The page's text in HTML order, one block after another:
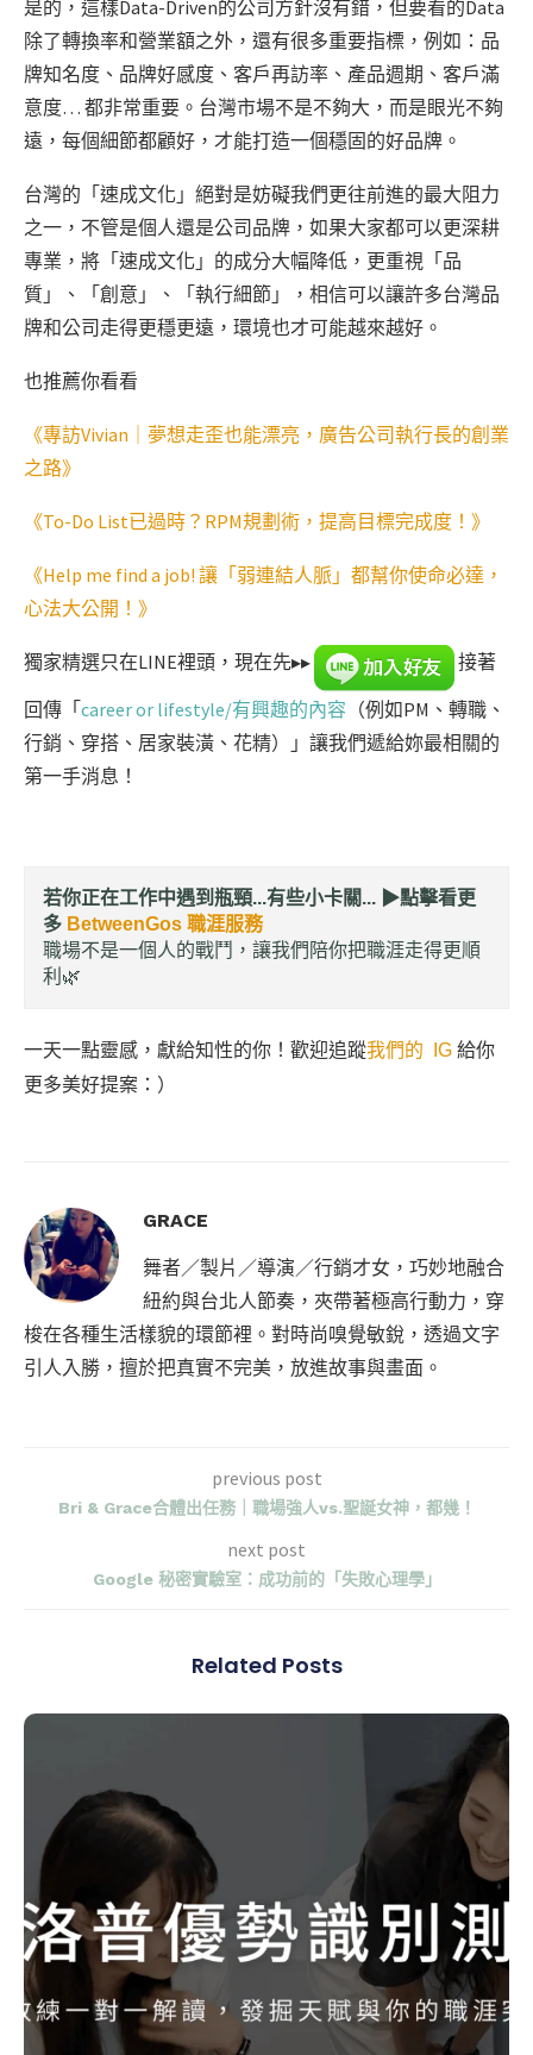
是的，這樣Data-Driven的公司方針沒有錯，但要看的Data
除了轉換率和營業額之外，還有很多重要指標，例如：品
牌知名度、品牌好感度、客戶再訪率、產品週期、客戶滿
意度… 都非常重要。台灣市場不是不夠大，而是眼光不夠
遠，每個細節都顧好，才能打造一個穩固的好品牌。
台灣的「速成文化」絕對是妨礙我們更往前進的最大阻力
之一，不管是個人還是公司品牌，如果大家都可以更深耕
專業，將「速成文化」的成分大幅降低，更重視「品
質」、「創意」、「執行細節」，相信可以讓許多台灣品
牌和公司走得更穩更遠，環境也才可能越來越好。
也推薦你看看
《專訪Vivian｜夢想走歪也能漂亮，廣告公司執行長的創業
之路》
《To-Do List已過時？RPM規劃術，提高目標完成度！》
《Help me find a job! 讓「弱連結人脈」都幫你使命必達，
心法大公開！》
獨家精選只在LINE裡頭，現在先▸▸
接著
回傳「career or lifestyle/有興趣的內容 （例如PM、轉職、
行銷、穿搭、居家裝潢、花精）」讓我們遞給妳最相關的
第一手消息！
若你正在工作中遇到瓶頸...有些小卡關... ▶︎點擊看更
多 BetweenGos 職涯服務
職場不是一個人的戰鬥，讓我們陪你把職涯走得更順
利🌿
一天一點靈感，獻給知性的你！歡迎追蹤我們的 IG 給你
更多美好提案：）
GRACE
舞者／製片／導演／行銷才女，巧妙地融合
紐約與台北人節奏，夾帶著極高行動力，穿
梭在各種生活樣貌的環節裡。對時尚嗅覺敏銳，透過文字
引人入勝，擅於把真實不完美，放進故事與畫面。
previous post
Bri & Grace合體出任務｜職場強人vs.聖誕女神，都幾！
next post
Google 秘密實驗室：成功前的「失敗心理學」
Related Posts